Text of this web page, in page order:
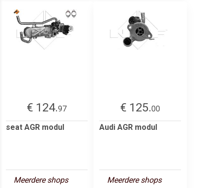
€ 124.97
seat AGR modul
Meerdere shops
€ 125.00
Audi AGR modul
Meerdere shops